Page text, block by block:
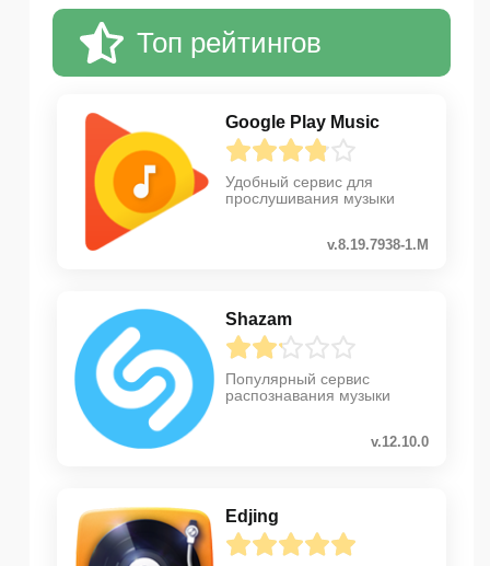
Топ рейтингов
Google Play Music
Удобный сервис для
прослушивания музыки
v.8.19.7938-1.M
Shazam
Популярный сервис
распознавания музыки
v.12.10.0
Edjing